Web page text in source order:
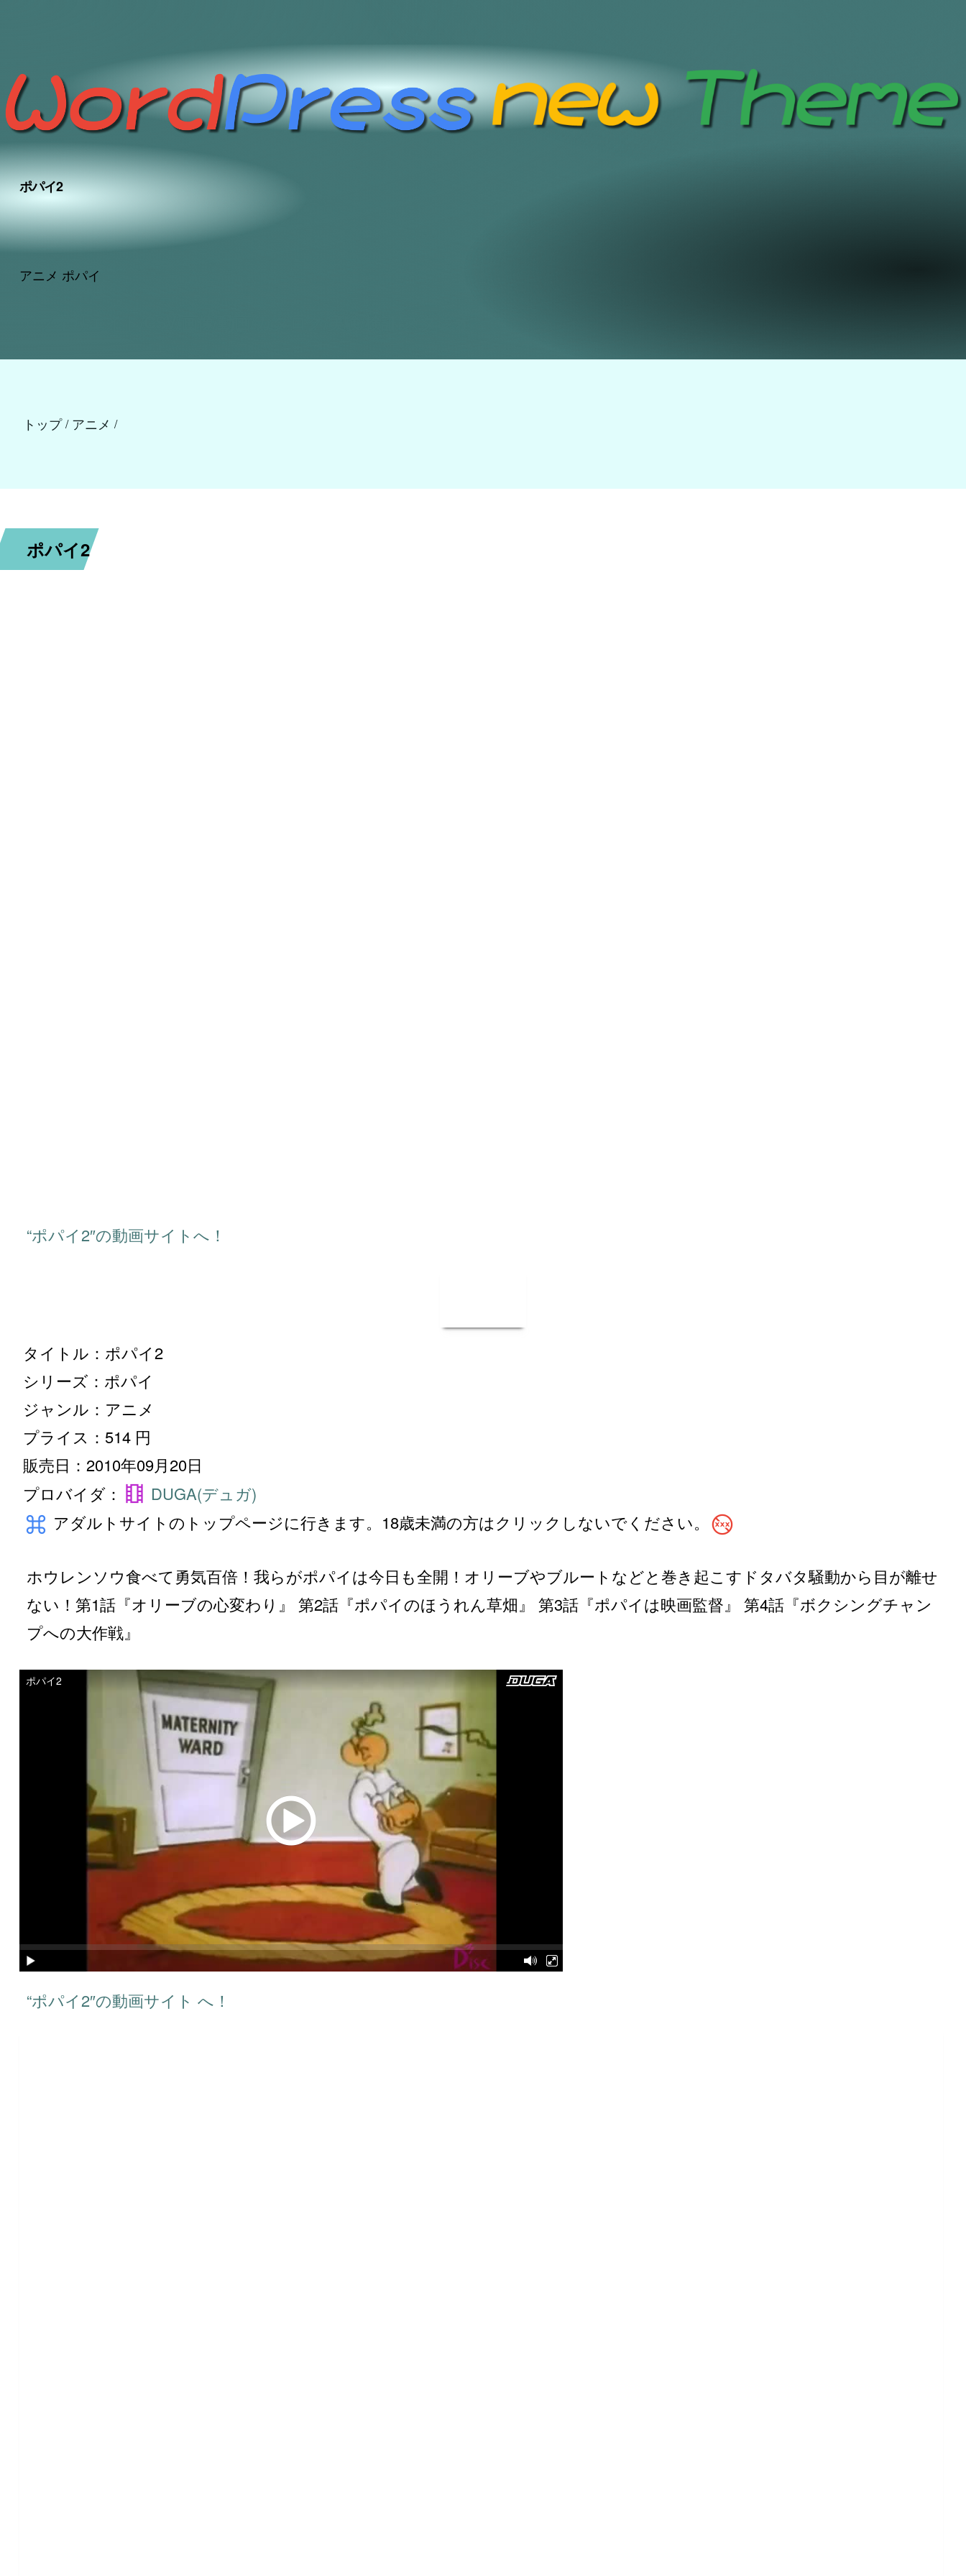
ポパイ2
アニメ ポパイ
ポパイ2
タイトル：ポパイ2
販売日：2010年09月20日
プロバイダ：theaters
keyboard_command_keyアダルトサイトのトップページに行きます。18歳未満の方はクリックしないでください。
ホウレンソウ食べて勇気百倍！我らがポパイは今日も全開！オリーブやブルートなどと巻き起こすドタバタ騒動から目が離せ
ない！第1話『オリーブの心変わり』 第2話『ポパイのほうれん草畑』 第3話『ポパイは映画監督』 第4話『ボクシングチャン
プへの大作戦』
“ポパイ2″の動画サイト へ！
トップ / アニメ /